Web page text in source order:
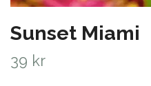
Sunset Miami
39 kr